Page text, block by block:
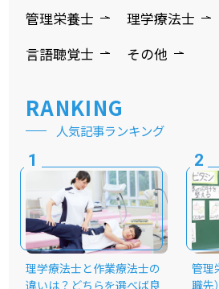
管理栄養士
理学療法士
言語聴覚士
その他
RANKING
人気記事ランキング
理学療法士と作業療法士の
違いは？どちらを選べば良
管理
職先